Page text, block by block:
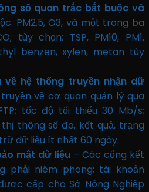
số quan trắc bắt buộc và
PM2.5, O3, và một trong ba
tùy chọn: TSP, PM10, PM1,
benzen, xylen, metan tùy
về hệ thống truyền nhận dữ
về cơ quan quản lý qua
tốc độ tối thiểu 30 Mb/s;
thị thông số đo, kết quả, trạng
dữ liệu ít nhất 60 ngày.
mật dữ liệu – Các cổng kết
phải niêm phong; tài khoản
cấp cho Sở Nông Nghiệp